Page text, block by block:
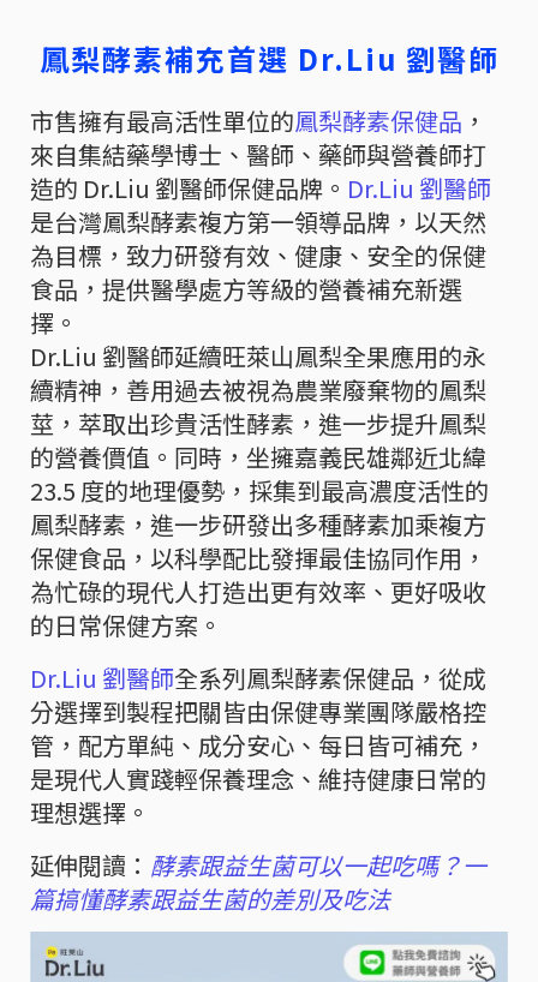
鳳梨酵素補充首選 Dr.Liu 劉醫師
市售擁有最高活性單位的鳳梨酵素保健品 ，
來自集結藥學博士、醫師、藥師與營養師打
造的 Dr.Liu 劉醫師保健品牌。 Dr.Liu 劉醫師
是台灣鳳梨酵素複方第一領導品牌，以天然
為目標，致力研發有效、健康、安全的保健
食品，提供醫學處方等級的營養補充新選
擇。
Dr.Liu 劉醫師延續旺萊山鳳梨全果應用的永
續精神，善用過去被視為農業廢棄物的鳳梨
莖，萃取出珍貴活性酵素，進一步提升鳳梨
的營養價值。同時，坐擁嘉義民雄鄰近北緯
23.5 度的地理優勢，採集到最高濃度活性的
鳳梨酵素，進一步研發出多種酵素加乘複方
保健食品，以科學配比發揮最佳協同作用，
為忙碌的現代人打造出更有效率、更好吸收
的日常保健方案。
Dr.Liu 劉醫師全系列鳳梨酵素保健品，從成
分選擇到製程把關皆由保健專業團隊嚴格控
管，配方單純、成分安心、每日皆可補充，
是現代人實踐輕保養理念、維持健康日常的
理想選擇。
延伸閱讀： 酵素跟益生菌可以一起吃嗎？一
篇搞懂酵素跟益生菌的差別及吃法